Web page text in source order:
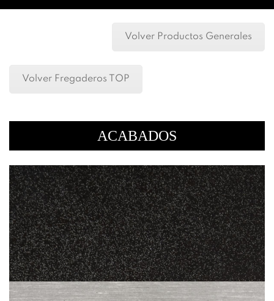
Volver Productos Generales
Volver Fregaderos TOP
ACABADOS